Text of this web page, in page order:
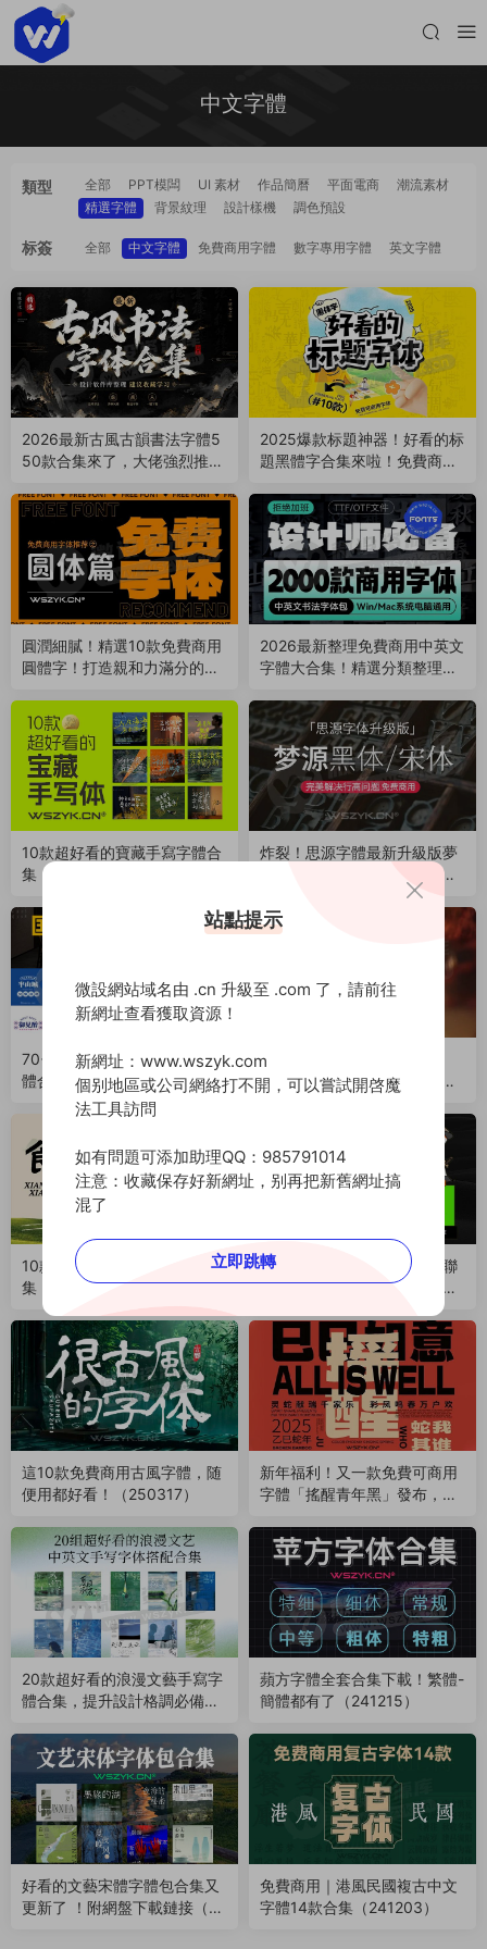
中文字體
類型 全部 PPT模闆 UI 素材 作品簡曆 平面電商
潮流素材
精選字體
背景紋理 設計樣機 調色預設
标簽 全部 中文字體 免費商用字體 數字專用字體 英文字體
2026最新古風古韻書法字體5
50款合集來了，大佬強烈推
2025爆款标題神器！好看的标
題黑體字合集來啦！免費商用
圓潤細膩！精選10款免費商用
圓體字！打造親和力滿分的視
2026最新整理免費商用中英文
字體大合集！精選分類整理，
10款超好看的寶藏手寫字體合
集！可免費商用！随便用都好
炸裂！思源字體最新升級版夢
源黑體/宋體3.0來了！完美解
決行高和字體偏下問題（2508
19）
70+款超好看的餐飲LOGO字
體合集，有誰不愛呢？（2508
10款高級感免費商用古風字
體，随便用都好看（25071
10款超好用的餐飲品牌字體合
集，随便用都好看！附下載鏈
接（250419）
免費可商用｜這款浪課江湖聯
盟簡體，适配性拉滿，超驚
這10款免費商用古風字體，随
便用都好看！（250317）
新年福利！又一款免費可商用
字體「搖醒青年黑」發布，柔
20款超好看的浪漫文藝手寫字
體合集，提升設計格調必備！
蘋方字體全套合集下載！繁體-
簡體都有了（241215）
好看的文藝宋體字體包合集又
更新了 ！附網盤下載鏈接（24
免費商用｜港風民國複古中文
字體14款合集（241203）
站點提示
微設網站域名由 .cn 升級至 .com 了，請前往
新網址查看獲取資源！
新網址：www.wszyk.com
個别地區或公司網絡打不開，可以嘗試開啓魔
法工具訪問
如有問題可添加助理QQ：985791014
注意：收藏保存好新網址，别再把新舊網址搞
混了
立即跳轉